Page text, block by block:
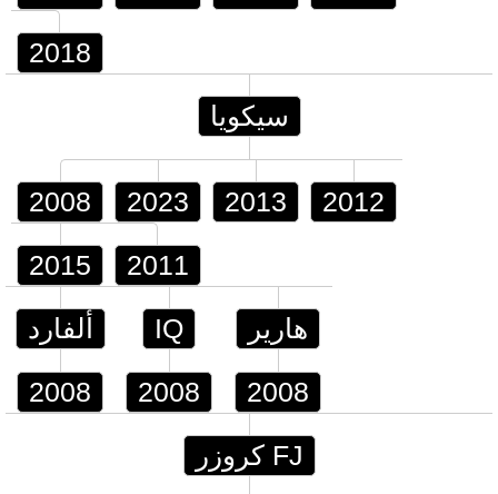
2018
سيكويا
2008 2023 2013 2012
2015 2011
ألفارد
2008
IQ
2008
هارير
2008
FJ كروزر